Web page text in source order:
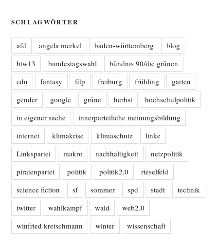
SCHLAGWÖRTER
afd angela merkel baden-württemberg
blog
btw13
bundestagswahl
bündnis 90/die grünen
cdu
fantasy fdp freiburg frühling
garten
gender
google grüne herbst
hochschulpolitik
in eigener sache
innerparteiliche meinungsbildung
internet
klimakrise klimaschutz
linke
Linkspartei
makro nachhaltigkeit
netzpolitik
piratenpartei
politik politik2.0
rieselfeld
science fiction
sf sommer spd stadt
technik
twitter
wahlkampf wald
web2.0
winfried kretschmann
winter wissenschaft